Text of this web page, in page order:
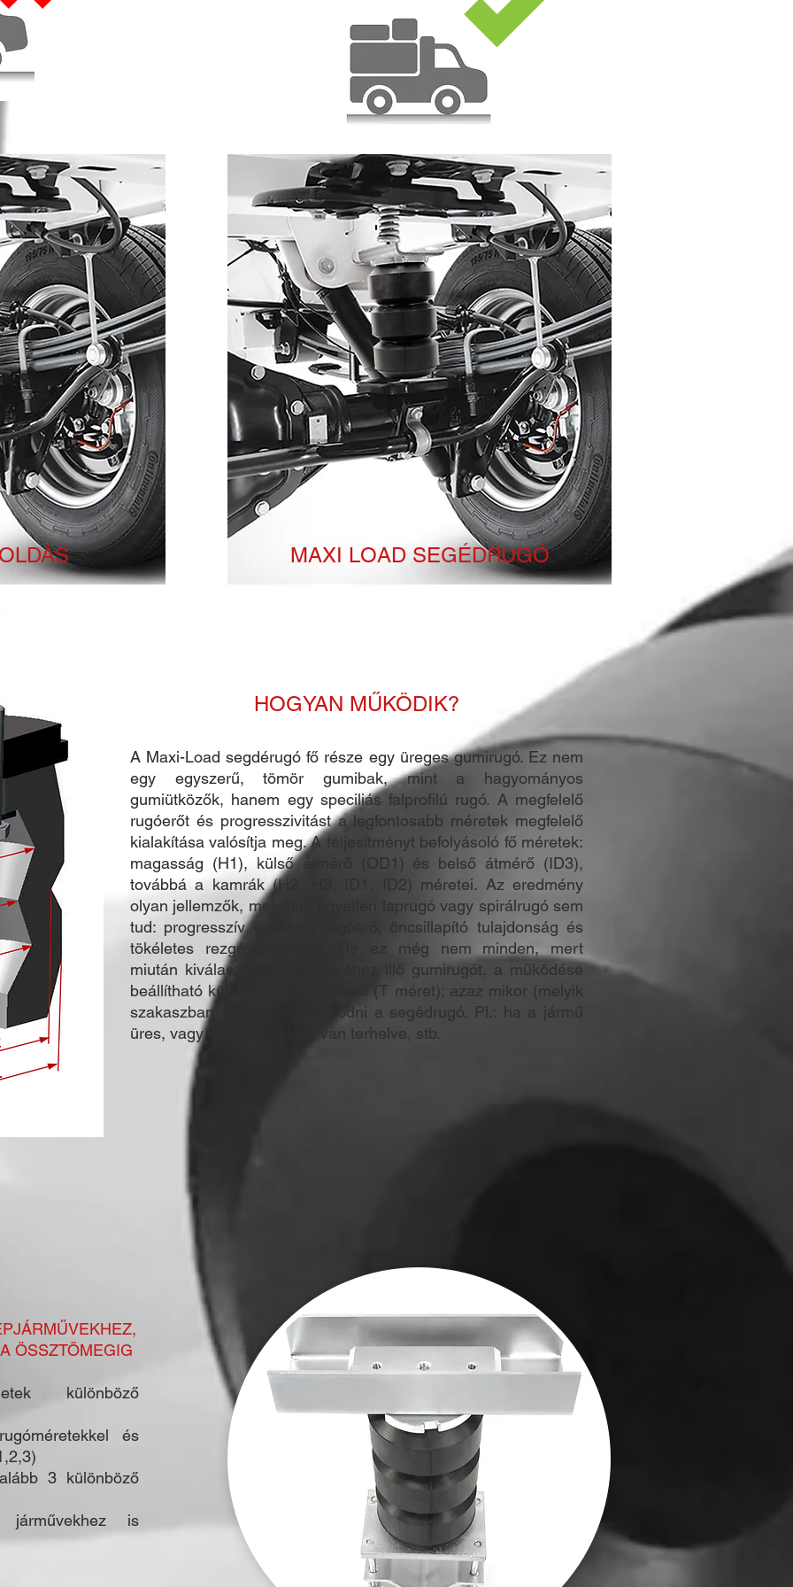
MAXI LOAD SEGÉDRUGÓ
HOGYAN MŰKÖDIK?
A Maxi-Load segdérugó fő része egy üreges gumirugó. Ez nem
egy egyszerű, tömör gumibak, mint a hagyományos
gumiütközők, hanem egy speciliás falprofilú rugó. A megfelelő
rugóerőt és progresszivitást a legfontosabb méretek megfelelő
kialakítása valósítja meg. A teljesítményt befolyásoló fő méretek:
magasság (H1), külső átmérő (OD1) és belső átmérő (ID3),
továbbá a kamrák (H2, H3, ID1, ID2) méretei. Az eredmény
olyan jellemzők, melyeket egyetlen laprugó vagy spirálrugó sem
tud: progresszív (változó) rugóerő, öncsillapító tulajdonság és
tökéletes rezgésszigetelés. De ez még nem minden, mert
miután kiválasztotta a járművéhez illő gumirugót, a működése
beállítható különböző távtartókkal (T méret); azaz mikor (melyik
szakaszban) kezdjen el működni a segédrugó. Pl.: ha a jármű
üres, vagy ha a jármű félig van terhelve, stb.
ÖSSZTÖMEGIG
különböző
és
3 különböző
is